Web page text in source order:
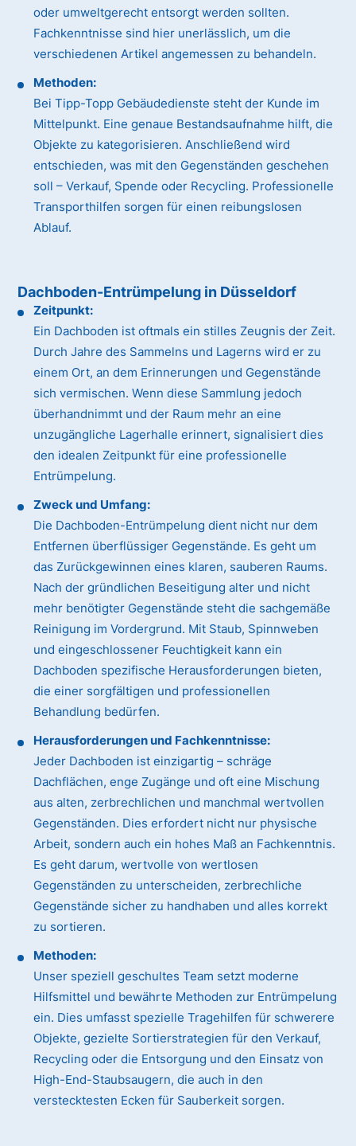
oder umweltgerecht entsorgt werden sollten.
Fachkenntnisse sind hier unerlässlich, um die
verschiedenen Artikel angemessen zu behandeln.
Methoden:
Bei Tipp-Topp Gebäudedienste steht der Kunde im
Mittelpunkt. Eine genaue Bestandsaufnahme hilft, die
Objekte zu kategorisieren. Anschließend wird
entschieden, was mit den Gegenständen geschehen
soll – Verkauf, Spende oder Recycling. Professionelle
Transporthilfen sorgen für einen reibungslosen
Ablauf.
Dachboden-Entrümpelung in Düsseldorf
Zeitpunkt:
Ein Dachboden ist oftmals ein stilles Zeugnis der Zeit.
Durch Jahre des Sammelns und Lagerns wird er zu
einem Ort, an dem Erinnerungen und Gegenstände
sich vermischen. Wenn diese Sammlung jedoch
überhandnimmt und der Raum mehr an eine
unzugängliche Lagerhalle erinnert, signalisiert dies
den idealen Zeitpunkt für eine professionelle
Entrümpelung.
Zweck und Umfang:
Die Dachboden-Entrümpelung dient nicht nur dem
Entfernen überflüssiger Gegenstände. Es geht um
das Zurückgewinnen eines klaren, sauberen Raums.
Nach der gründlichen Beseitigung alter und nicht
mehr benötigter Gegenstände steht die sachgemäße
Reinigung im Vordergrund. Mit Staub, Spinnweben
und eingeschlossener Feuchtigkeit kann ein
Dachboden spezifische Herausforderungen bieten,
die einer sorgfältigen und professionellen
Behandlung bedürfen.
Herausforderungen und Fachkenntnisse:
Jeder Dachboden ist einzigartig – schräge
Dachflächen, enge Zugänge und oft eine Mischung
aus alten, zerbrechlichen und manchmal wertvollen
Gegenständen. Dies erfordert nicht nur physische
Arbeit, sondern auch ein hohes Maß an Fachkenntnis.
Es geht darum, wertvolle von wertlosen
Gegenständen zu unterscheiden, zerbrechliche
Gegenstände sicher zu handhaben und alles korrekt
zu sortieren.
Methoden:
Unser speziell geschultes Team setzt moderne
Hilfsmittel und bewährte Methoden zur Entrümpelung
ein. Dies umfasst spezielle Tragehilfen für schwerere
Objekte, gezielte Sortierstrategien für den Verkauf,
Recycling oder die Entsorgung und den Einsatz von
High-End-Staubsaugern, die auch in den
verstecktesten Ecken für Sauberkeit sorgen.